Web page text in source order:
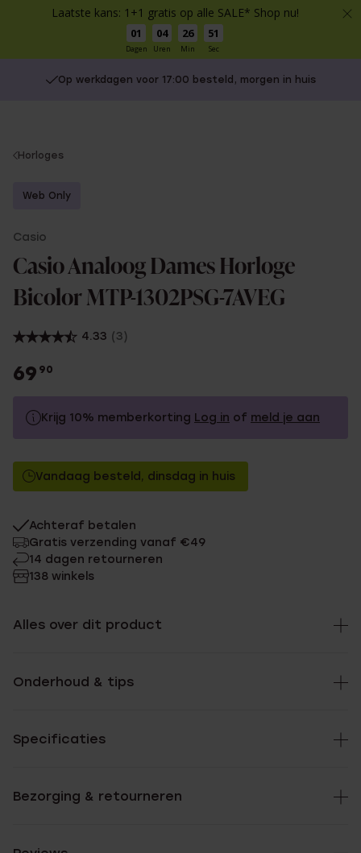
Laatste kans: 1+1 gratis op alle SALE* Shop nu!
01
Dagen
04
Uren
26
Min
50
Sec
Op werkdagen voor 17:00 besteld, morgen in huis
You
here:
Horloges
Web Only
Casio
Casio Analoog Dames Horloge
Bicolor MTP-1302PSG-7AVEG
4.33 (3)
69 90
Krijg 10% memberkorting Log in of meld je aan
Zonder memberkorting
Met memberkorting
Vandaag besteld, dinsdag in huis
Achteraf betalen
Gratis verzending vanaf €49
14 dagen retourneren
138 winkels
Alles over dit product
Onderhoud & tips
Specificaties
Bezorging & retourneren